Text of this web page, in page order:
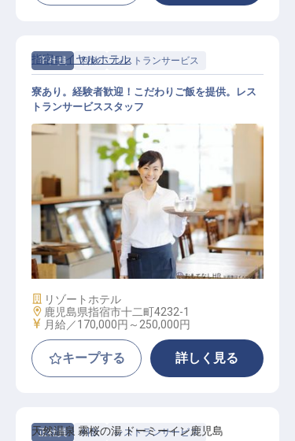
正社員 料飲 レストランサービス
レストランサービス / 正社員
指宿ロイヤルホテル
寮あり。経験者歓迎！こだわりご飯を提供。レス
トランサービススタッフ
施設業態
リゾートホテル
勤務地
鹿児島県指宿市十二町4232-1
給与
月給／170,000円～ 250,000円
キープする 詳しく見る
正社員 料飲 レストランサービス
天然温泉 霧桜の湯 ドーミーイン鹿児島